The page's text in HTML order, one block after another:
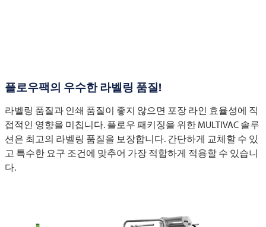
플로우팩의 우수한 라벨링 품질!
라벨링 품질과 인쇄 품질이 좋지 않으면 포장 라인 효율성에 직
접적인 영향을 미칩니다. 플로우 패키징을 위한 MULTIVAC 솔루
션은 최고의 라벨링 품질을 보장합니다. 간단하게 교체할 수 있
고 특수한 요구 조건에 맞추어 가장 적합하게 적용할 수 있습니
다.